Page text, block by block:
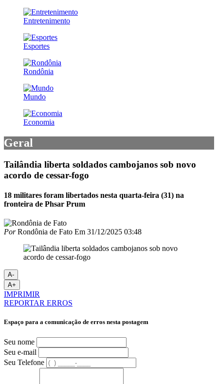
Entretenimento
Esportes
Rondônia
Mundo
Economia
Geral
Tailândia liberta soldados cambojanos sob novo
acordo de cessar-fogo
18 militares foram libertados nesta quarta-feira (31) na
fronteira de Phsar Prum
PorRondônia de Fato Em 31/12/2025 03:48
A-
A+
IMPRIMIR
REPORTAR ERROS
Espaço para a comunicação de erros nesta postagem
Seu nome
Seu e-mail
Seu Telefone